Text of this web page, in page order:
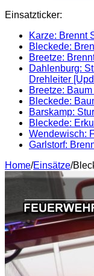
Einsatzticker:
Karze: Brennt
Bleckede:
Breetze:
Dahlenburg:
Drehleiter
Breetze:
Bleckede:
Barskamp:
Bleckede:
Wendewisch:
Garlstorf:
Home/Einsätze/